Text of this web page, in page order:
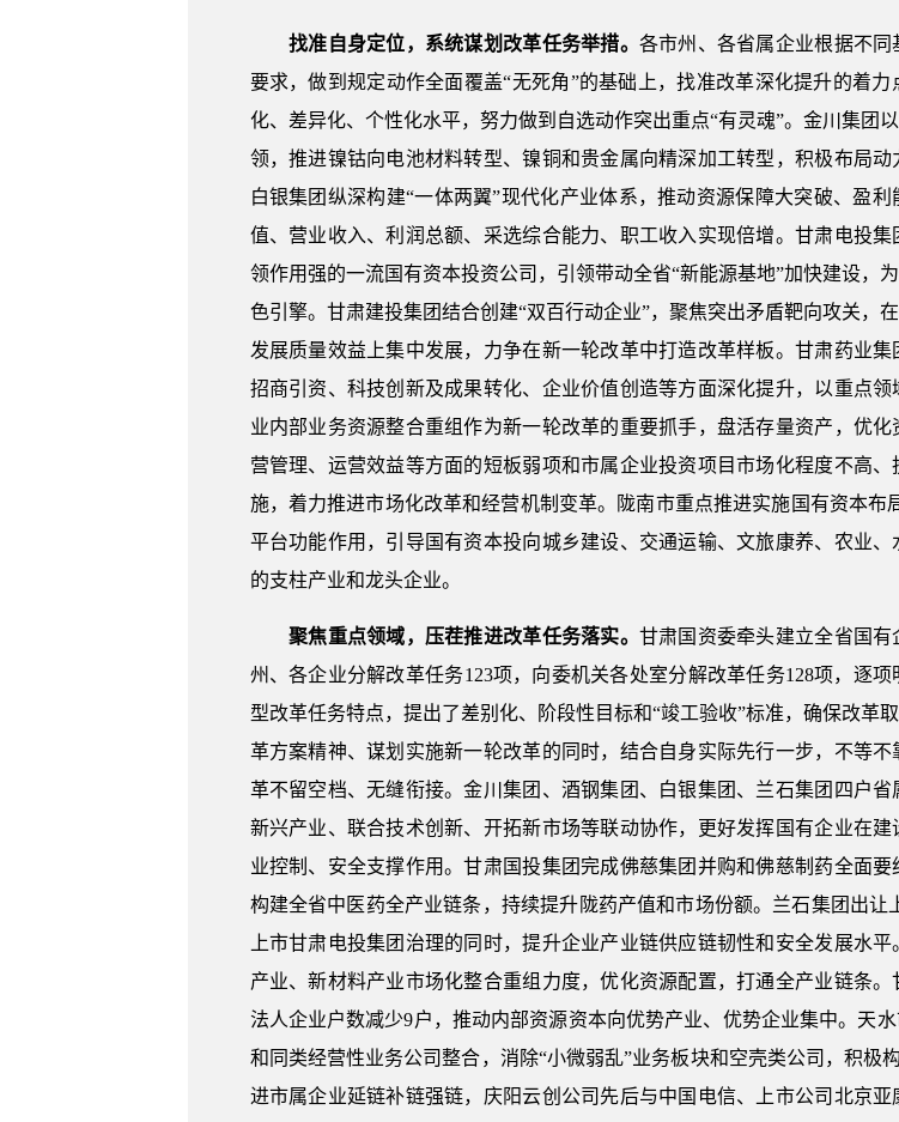
找准自身定位，系统谋划改革任务举措。 各市州、各省属企业根据不
要求，做到规定动作全面覆盖“无死角”的基础上，找准改革深化提升的着
化、差异化、个性化水平，努力做到自选动作突出重点“有灵魂”。金川集团
领，推进镍钴向电池材料转型、镍铜和贵金属向精深加工转型，积极布局
白银集团纵深构建“一体两翼”现代化产业体系，推动资源保障大突破、盈
值、营业收入、利润总额、采选综合能力、职工收入实现倍增。甘肃电投
领作用强的一流国有资本投资公司，引领带动全省“新能源基地”加快建设，
色引擎。甘肃建投集团结合创建“双百行动企业”，聚焦突出矛盾靶向攻关，
发展质量效益上集中发展，力争在新一轮改革中打造改革样板。甘肃药业
招商引资、科技创新及成果转化、企业价值创造等方面深化提升，以重点
业内部业务资源整合重组作为新一轮改革的重要抓手，盘活存量资产，优
营管理、运营效益等方面的短板弱项和市属企业投资项目市场化程度不高
施，着力推进市场化改革和经营机制变革。陇南市重点推进实施国有资本布
平台功能作用，引导国有资本投向城乡建设、交通运输、文旅康养、农业
的支柱产业和龙头企业。
聚焦重点领域，压茬推进改革任务落实。 甘肃国资委牵头建立全省国
州、各企业分解改革任务123项，向委机关各处室分解改革任务128项，逐
型改革任务特点，提出了差别化、阶段性目标和“竣工验收”标准，确保改革
革方案精神、谋划实施新一轮改革的同时，结合自身实际先行一步，不等
革不留空档、无缝衔接。金川集团、酒钢集团、白银集团、兰石集团四户
新兴产业、联合技术创新、开拓新市场等联动协作，更好发挥国有企业在
业控制、安全支撑作用。甘肃国投集团完成佛慈集团并购和佛慈制药全面
构建全省中医药全产业链条，持续提升陇药产值和市场份额。兰石集团出
上市甘肃电投集团治理的同时，提升企业产业链供应链韧性和安全发展水
产业、新材料产业市场化整合重组力度，优化资源配置，打通全产业链条
法人企业户数减少9户，推动内部资源资本向优势产业、优势企业集中。天
和同类经营性业务公司整合，消除“小微弱乱”业务板块和空壳类公司，积极
进市属企业延链补链强链，庆阳云创公司先后与中国电信、上市公司北京